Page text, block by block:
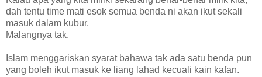
dah tentu time mati esok semua benda ni akan ikut sekali
masuk dalam kubur.
Malangnya tak.
Islam menggariskan syarat bahawa tak ada satu benda pun
yang boleh ikut masuk ke liang lahad kecuali kain kafan.